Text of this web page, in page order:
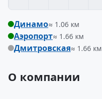
Динамо≈ 1.06 км
Аэропорт≈ 1.66 км
Дмитровская≈ 1.66 км
О компании